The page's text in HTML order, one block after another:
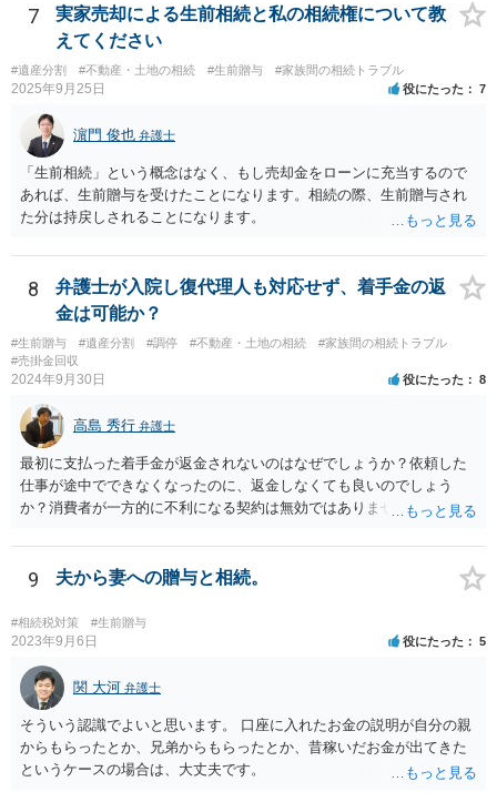
産を信託口に移し、受託者（信頼できる友人や専門職）に管理させ、
・生存中はあなたの生活費・介護費に優先充当 ・残余を友人や慈善団
体へ と使途を厳格に指定。相続ではなく信託帰属になるため、子の関
与を大きく排除できます。 ②遺言＋生命保険の組合せ 生活資金は手元
に残し、余剰資金で受取人を友人・団体にした保険を活用。保険金は
相続財産とは別枠で、遺留分対策にも有効と思われます。 ③負担付死
因贈与 「介護・見守り等を条件に、死亡時に財産を渡す」契約。条件
不履行なら無効にでき、老後の安心を担保できます。 ④ 寄附予約＋解
除条件 慈善団体への寄附を予約しつつ、資金不足時は解除できる条項
を設定。 などがあり得るかと思われます。
7
実家売却による生前相続と私の相続権について教
えてください
#遺産分割 #不動産・土地の相続 #生前贈与 #家族間の相続トラブル
2025年9月25日 役にたった 7
濵門 俊也 弁護士
「生前相続」という概念はなく、もし売却金をローンに充当するので
あれば、生前贈与を受けたことになります。相続の際、生前贈与され
た分は持戻しされることになります。
8
弁護士が入院し復代理人も対応せず、着手金の返
金は可能か？
#生前贈与 #遺産分割 #調停 #不動産・土地の相続
#家族間の相続トラブル
#売掛金回収
2024年9月30日 役にたった 8
高島 秀行 弁護士
最初に支払った着手金が返金されないのはなぜでしょうか？依頼した
仕事が途中でできなくなったのに、返金しなくても良いのでしょう
か？消費者が一方的に不利になる契約は無効ではありませんか？
務があると思います。 倒れた弁護士が所属する弁護士会に相談さ
れた方がよいと思います。 倒れた弁護士は脳梗塞で倒れたようで
すが、 判断能力があり、復代理を倒れた弁護士の判断で復代理を
選任したのか 即ち、復代理人の選任は有効なのかという問題もあ
ると思います。
9 夫から妻への贈与と相続。
#相続税対策 #生前贈与
2023年9月6日 役にたった 5
関 大河 弁護士
そういう認識でよいと思います。 口座に入れたお金の説明が自分の親
からもらったとか、兄弟からもらったとか、昔稼いだお金が出てきた
というケースの場合は、大丈夫です。